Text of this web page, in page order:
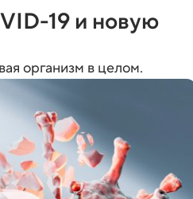
19 и новую
организм в целом.